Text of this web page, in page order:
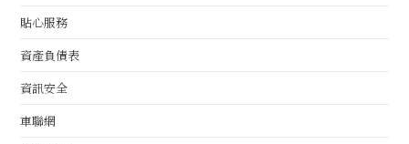
貼心服務
資產負債表
資訊安全
車聯網